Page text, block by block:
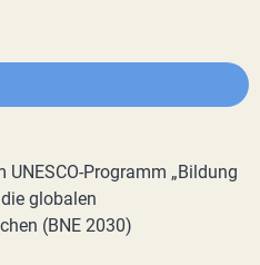
Programm „Bildung
globalen
(BNE 2030)